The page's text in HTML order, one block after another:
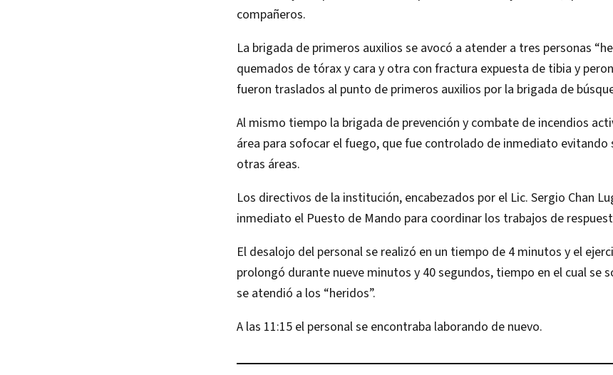
compañeros.
La brigada de primeros auxilios se avocó a atender a tres personas
quemados de tórax y cara y otra con fractura expuesta de tibia y
fueron traslados al punto de primeros auxilios por la brigada de
Al mismo tiempo la brigada de prevención y combate de incendios
área para sofocar el fuego, que fue controlado de inmediato evitando
otras áreas.
Los directivos de la institución, encabezados por el Lic. Sergio Chan
inmediato el Puesto de Mando para coordinar los trabajos de
El desalojo del personal se realizó en un tiempo de 4 minutos y el
prolongó durante nueve minutos y 40 segundos, tiempo en el cual se
se atendió a los “heridos”.
A las 11:15 el personal se encontraba laborando de nuevo.